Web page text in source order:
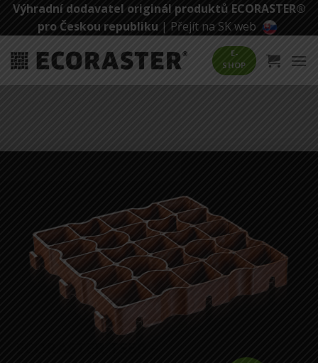
Přeskočit
Výhradní dodavatel originál produktů ECORASTER®
pro Českou republiku | Přejít na SK web
E-
SHOP